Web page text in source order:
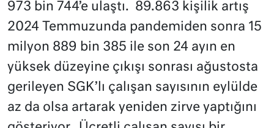
973 bin 744’e ulaştı. 89.863 kişilik artış
2024 Temmuzunda pandemiden sonra 15
milyon 889 bin 385 ile son 24 ayın en
yüksek düzeyine çıkışı sonrası ağustosta
gerileyen SGK’lı çalışan sayısının eylülde
az da olsa artarak yeniden zirve yaptığını